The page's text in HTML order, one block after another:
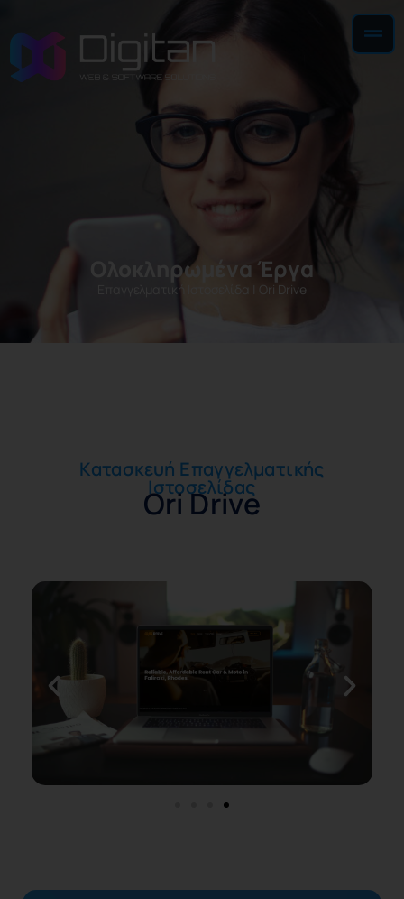
Ολοκληρωμένα Έργα
Επαγγελματική Ιστοσελίδα Ori Drive
Κατασκευή Επαγγελματικής
Ιστοσελίδας
Ori Drive